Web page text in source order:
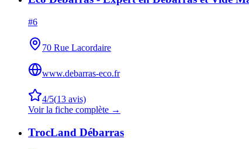
#6
70 Rue Lacordaire
www.debarras-eco.fr
4/5(13 avis)
Voir la fiche complète →
TrocLand Débarras